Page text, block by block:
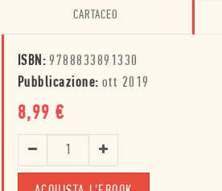
CARTACEO
ISBN: 9788833891330
Pubblicazione: ott 2019
8,99 €